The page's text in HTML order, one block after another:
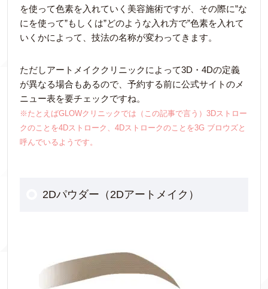
を使って色素を入れていく美容施術ですが、その際に”な
にを使って”もしくは”どのような入れ方で”色素を入れて
いくかによって、技法の名称が変わってきます。
ただしアートメイククリニックによって3D・4Dの定義
が異なる場合もあるので、予約する前に公式サイトのメ
ニュー表を要チェックですね。
※たとえばGLOWクリニックでは（この記事で言う）3Dストロー
クのことを4Dストローク、4Dストロークのことを3G ブロウズと
呼んでいるようです。
2Dパウダー（2Dアートメイク）